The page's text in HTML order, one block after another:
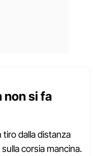
non si fa
dalla distanza
corsia mancina.